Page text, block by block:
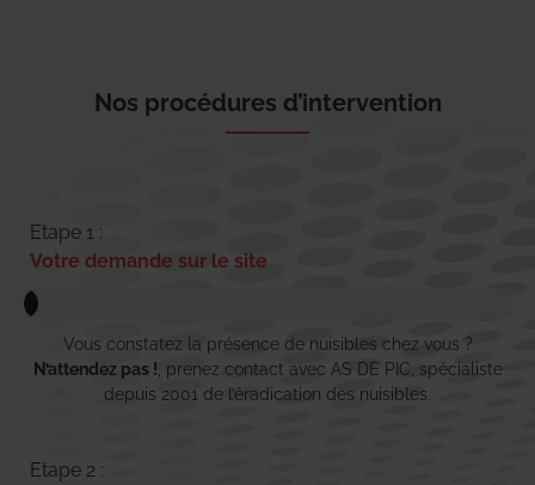
Nos procédures d’intervention
Etape 1 :
Votre demande sur le site
Vous constatez la présence de nuisibles chez vous ?
N’attendez pas ! , prenez contact avec AS DE PIC, spécialiste
depuis 2001 de l’éradication des nuisibles.
Etape 2 :